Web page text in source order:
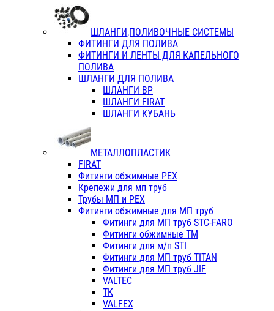
ШЛАНГИ,ПОЛИВОЧНЫЕ СИСТЕМЫ
ФИТИНГИ ДЛЯ ПОЛИВА
ФИТИНГИ И ЛЕНТЫ ДЛЯ КАПЕЛЬНОГО
ПОЛИВА
ШЛАНГИ ДЛЯ ПОЛИВА
ШЛАНГИ ВР
ШЛАНГИ FIRAT
ШЛАНГИ КУБАНЬ
МЕТАЛЛОПЛАСТИК
FIRAT
Фитинги обжимные PEX
Крепежи для мп труб
Трубы МП и PEX
Фитинги обжимные для МП труб
Фитинги для МП труб STC-FARO
Фитинги обжимные ТМ
Фитинги для м/п STI
Фитинги для МП труб TITAN
Фитинги для МП труб JIF
VALTEC
TK
VALFEX